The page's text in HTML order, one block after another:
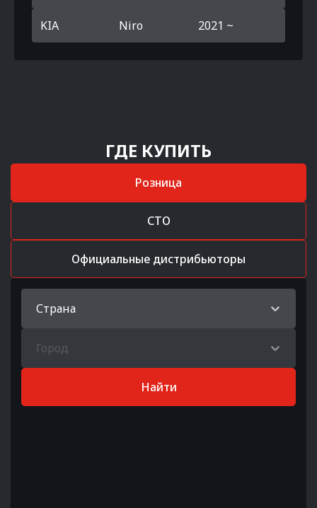
KIA Niro 2021 ~
ГДЕ КУПИТЬ
Розница
СТО
Официальные дистрибьюторы
Страна
Город
Найти